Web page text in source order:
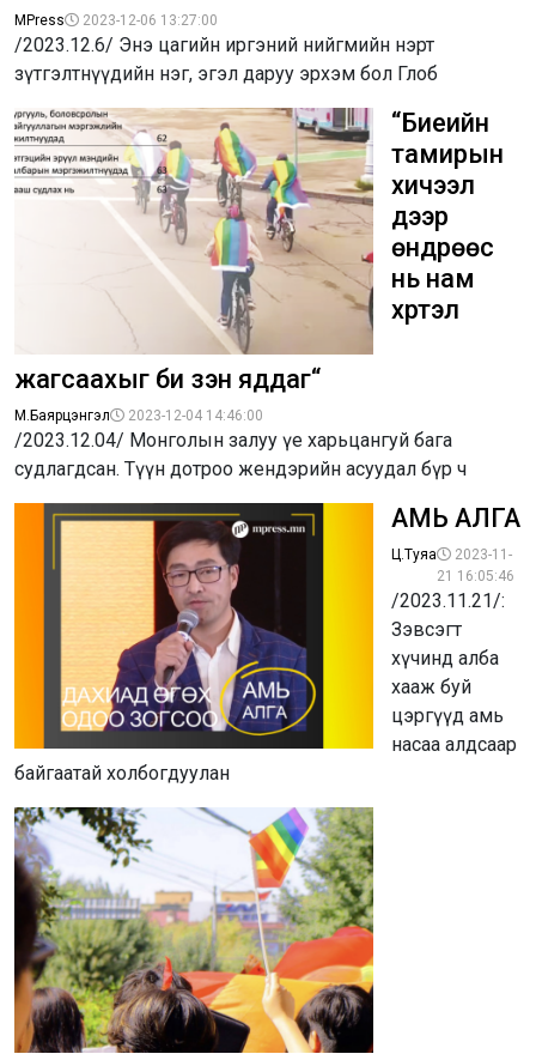
MPress 2023-12-06 13:27:00
/2023.12.6/ Энэ цагийн иргэний нийгмийн нэрт
зүтгэлтнүүдийн нэг, эгэл даруу эрхэм бол Глоб
“Биеийн
тамирын
хичээл
дээр
өндрөөс
нь нам
хүртэл
жагсаахыг би үзэн яддаг“
М.Баярцэнгэл 2023-12-04 14:46:00
/2023.12.04/ Монголын залуу үе харьцангуй бага
судлагдсан. Түүн дотроо жендэрийн асуудал бүр ч
АМЬ АЛГА
Ц.Туяа
2023-11-
21 16:05:46
/2023.11.21/:
Зэвсэгт
хүчинд алба
хааж буй
цэргүүд амь
насаа алдсаар
байгаатай холбогдуулан